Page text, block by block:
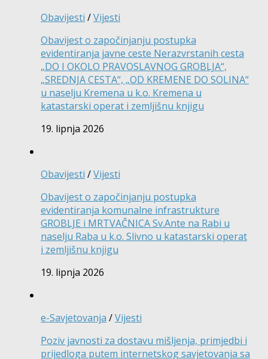
Obavijesti /Vijesti
Obavijest o započinjanju postupka
evidentiranja javne ceste Nerazvrstanih cesta
„DO I OKOLO PRAVOSLAVNOG GROBLJA“,
„SREDNJA CESTA“, „OD KREMENE DO SOLINA“
u naselju Kremena u k.o. Kremena u
katastarski operat i zemljišnu knjigu
19. lipnja 2026
Obavijesti /Vijesti
Obavijest o započinjanju postupka
evidentiranja komunalne infrastrukture
GROBLJE i MRTVAČNICA Sv.Ante na Rabi u
naselju Raba u k.o. Slivno u katastarski operat
i zemljišnu knjigu
19. lipnja 2026
e-Savjetovanja /Vijesti
Poziv javnosti za dostavu mišljenja, primjedbi i
prijedloga putem internetskog savjetovanja sa